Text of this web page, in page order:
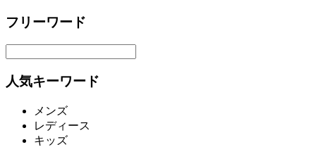
フリーワード
人気キーワード
メンズ
レディース
キッズ